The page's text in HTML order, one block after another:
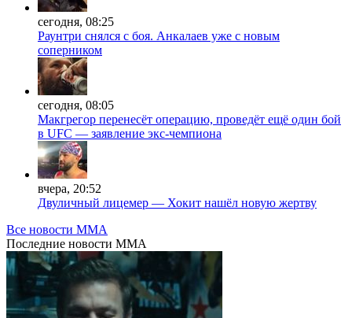
сегодня, 08:25
Раунтри снялся с боя. Анкалаев уже с новым
соперником
сегодня, 08:05
Макгрегор перенесёт операцию, проведёт ещё один бой
в UFC — заявление экс-чемпиона
вчера, 20:52
Двуличный лицемер — Хокит нашёл новую жертву
Все новости MMA
Последние новости MMA